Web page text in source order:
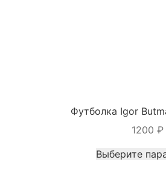
Футболка Igor
1200 ₽
Выберите